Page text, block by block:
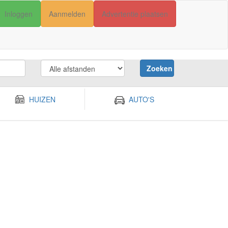
Inloggen Aanmelden Advertentie plaatsen
Zoeken
HUIZEN AUTO'S